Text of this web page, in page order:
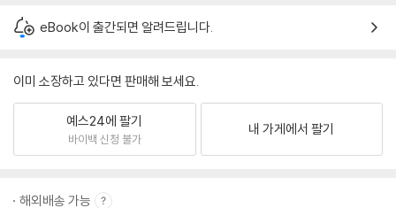
eBook이 출간되면 알려드립니다.
이미 소장하고 있다면 판매해 보세요.
예스24에 팔기
바이백 신청 불가
내 가게에서 팔기
해외배송 가능